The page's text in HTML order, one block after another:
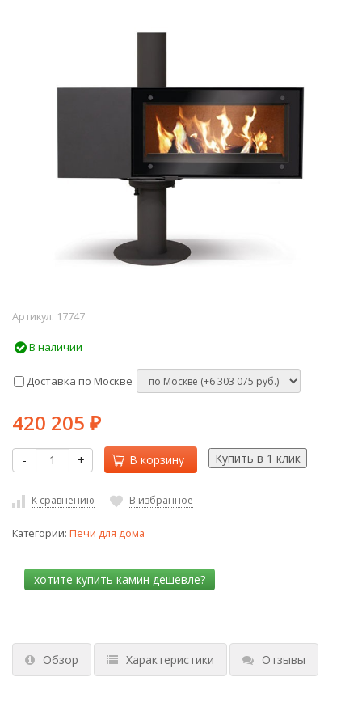
Артикул: 17747
В наличии
Доставка по Москве
420 205 ₽
- + В корзину
К сравнению В избранное
Категории: Печи для дома
Обзор Характеристики Отзывы